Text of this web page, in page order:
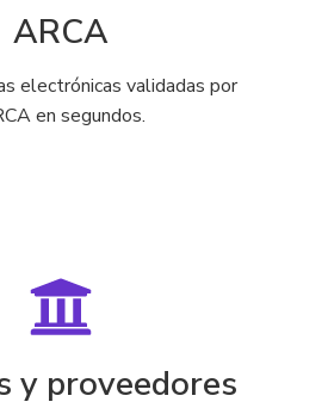
ARCA
electrónicas validadas por
en segundos.
y proveedores